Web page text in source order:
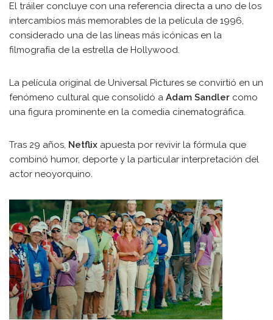
El tráiler concluye con una referencia directa a uno de los
intercambios más memorables de la película de 1996,
considerado una de las líneas más icónicas en la
filmografía de la estrella de Hollywood.
La película original de Universal Pictures se convirtió en un
fenómeno cultural que consolidó a Adam Sandler como
una figura prominente en la comedia cinematográfica.
Tras 29 años, Netflix apuesta por revivir la fórmula que
combinó humor, deporte y la particular interpretación del
actor neoyorquino.